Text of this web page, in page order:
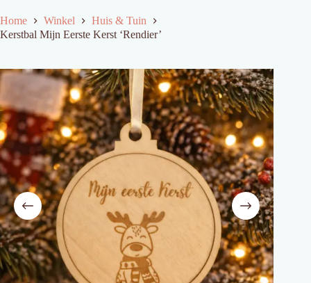
Home Winkel
Huis & Tuin
Kerstbal Mijn Eerste Kerst ‘Rendier’